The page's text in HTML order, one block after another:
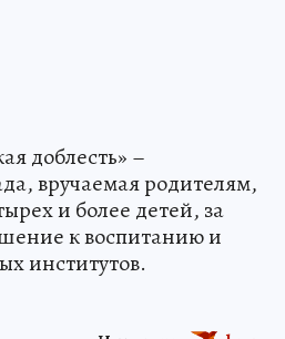
доблесть» –
вручаемая родителям,
и более детей, за
к воспитанию и
институтов.